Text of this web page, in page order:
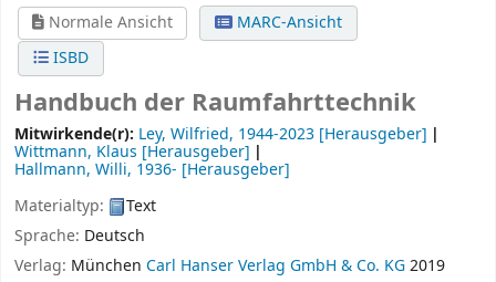
Normale Ansicht
MARC-Ansicht
ISBD
Handbuch der Raumfahrttechnik
Mitwirkende(r): Ley, Wilfried, 1944-2023 [Herausgeber]
Wittmann, Klaus [Herausgeber]
Hallmann, Willi, 1936- [Herausgeber]
Materialtyp:
Text
Sprache: Deutsch
Verlag: München Carl Hanser Verlag GmbH & Co. KG2019